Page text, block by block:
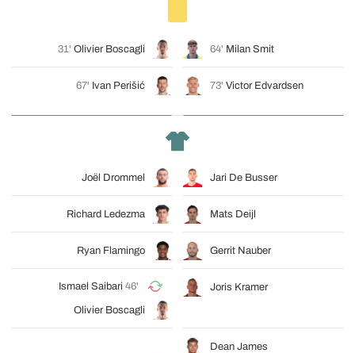
31' Olivier Boscagli 64' Milan Smit
67' Ivan Perišić 73' Victor Edvardsen
Joël Drommel Jari De Busser
Richard Ledezma Mats Deijl
Ryan Flamingo Gerrit Nauber
Ismael Saibari 46'
Olivier Boscagli
Joris Kramer
Dean James